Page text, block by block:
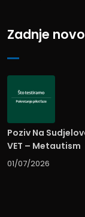
Zadnje
Poziv Na
VET – Metautism
01/07/2026